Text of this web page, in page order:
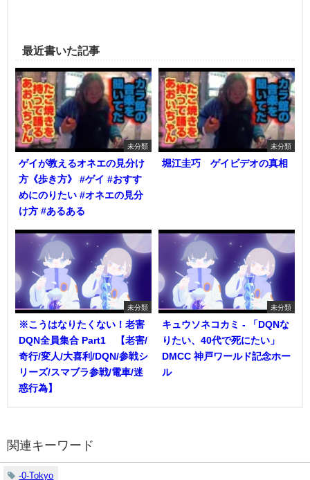
最近書いた記事
未分類
ゲイが教えるオネエの見分け
方《歩き方》 #ゲイ #おすす
めにのりたい #オネエの見分
け方 #あるある
未分類
堀江圭巧 ゲイビデオの真相
未分類
※こうはなりたくない！老害
DQN全員集合 Part1 【老害/
奇行/変人/大喜利/DQN/参戦シ
リーズ/スマブラ参戦/電車/迷
惑行為】
未分類
キュウソネコカミ - 「DQNな
りたい、40代で死にたい」
DMCC 神戸ワールド記念ホー
ル
関連キーワード
-0-Tokyo